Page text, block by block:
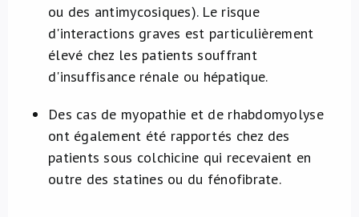
ou des antimycosiques). Le risque
d'interactions graves est particulièrement
élevé chez les patients souffrant
d'insuffisance rénale ou hépatique.
Des cas de myopathie et de rhabdomyolyse
ont également été rapportés chez des
patients sous colchicine qui recevaient en
outre des statines ou du fénofibrate.